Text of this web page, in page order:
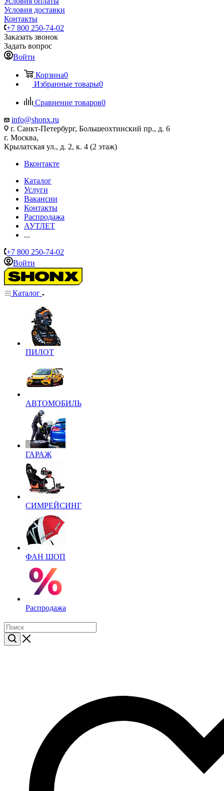
Условия доставки
Контакты
+7 800 250-74-02
Заказать звонок
Задать вопрос
Войти
Корзина0
Избранные товары0
Сравнение товаров0
info@shonx.ru
г. Санкт-Петербург, Большеохтинский пр., д. 6
г. Москва,
Крылатская ул., д. 2, к. 4 (2 этаж)
Вконтакте
Каталог
Услуги
Вакансии
Контакты
Распродажа
АУТЛЕТ
...
+7 800 250-74-02
Войти
Каталог
ПИЛОТ
АВТОМОБИЛЬ
ГАРАЖ
СИМРЕЙСИНГ
ФАН ШОП
Распродажа